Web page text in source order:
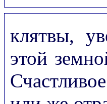
клятвы,
этой